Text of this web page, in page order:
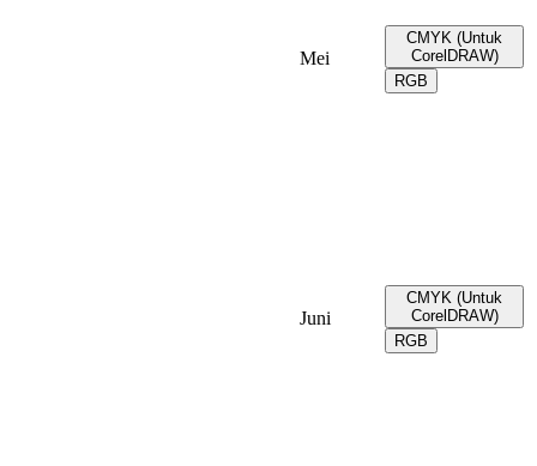
Mei
CMYK (Untuk
CorelDRAW)
RGB
Juni
CMYK (Untuk
CorelDRAW)
RGB